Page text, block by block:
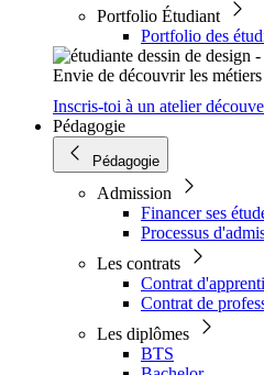
Portfolio Étudiant
Portfolio des
Envie de découvrir les
Inscris-toi à un atelier
Pédagogie
Pédagogie
Admission
Financer ses
Processus
Les contrats
Contrat
Contrat de
Les diplômes
BTS